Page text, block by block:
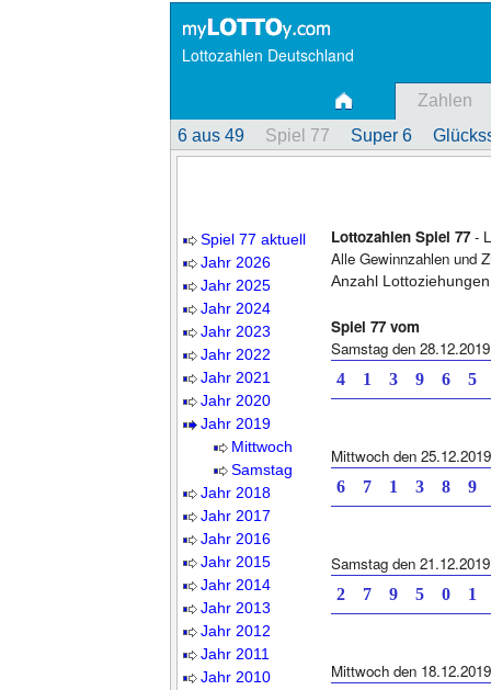
Lottozahlen Deutschland
Zahlen
6 aus 49
Spiel 77 Super 6
Spiel 77 aktuell
Jahr 2026
Jahr 2025
Jahr 2024
Jahr 2023
Jahr 2022
Jahr 2021
Jahr 2020
Jahr 2019
Mittwoch
Samstag
Jahr 2018
Jahr 2017
Jahr 2016
Jahr 2015
Jahr 2014
Jahr 2013
Jahr 2012
Jahr 2011
Jahr 2010
Lottozahlen Spiel 77 -
Alle Gewinnzahlen und
Anzahl
Spiel 77 vom
Samstag den 28.12.2019
4 1 3 9 6 5
Mittwoch den 25.12.2019
6 7 1 3 8 9
Samstag den 21.12.2019
2 7 9 5 0 1
Mittwoch den 18.12.2019